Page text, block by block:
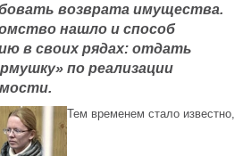
возврата имущества.
нашло и способ
в своих рядах: отдать
по реализации
Тем временем стало известно,